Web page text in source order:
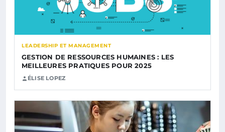
LEADERSHIP ET MANAGEMENT
GESTION DE RESSOURCES HUMAINES : LES
MEILLEURES PRATIQUES POUR 2025
ÉLISE LOPEZ